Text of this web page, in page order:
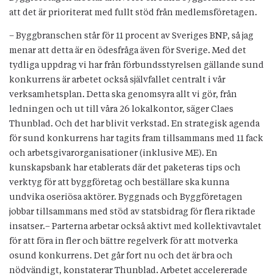
att det är prioriterat med fullt stöd från medlemsföretagen.
– Byggbranschen står för 11 procent av Sveriges BNP, så jag
menar att detta är en ödesfråga även för Sverige. Med det
tydliga uppdrag vi har från förbundsstyrelsen gällande sund
konkurrens är arbetet också självfallet centralt i vår
verksamhetsplan. Detta ska genomsyra allt vi gör, från
ledningen och ut till våra 26 lokalkontor, säger Claes
Thunblad. Och det har blivit verkstad. En strategisk agenda
för sund konkurrens har tagits fram tillsammans med 11 fack
och arbetsgivarorganisationer (inklusive ME). En
kunskapsbank har etablerats där det paketeras tips och
verktyg för att byggföretag och beställare ska kunna
undvika oseriösa aktörer. Byggnads och Byggföretagen
jobbar tillsammans med stöd av statsbidrag för flera riktade
insatser.– Parterna arbetar också aktivt med kollektivavtalet
för att föra in fler och bättre regelverk för att motverka
osund konkurrens. Det går fort nu och det är bra och
nödvändigt, konstaterar Thunblad. Arbetet accelererade